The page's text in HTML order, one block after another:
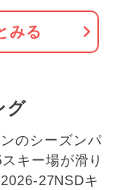
みる
グ
のシーズンパ
キー場が滑り
27NSDキ